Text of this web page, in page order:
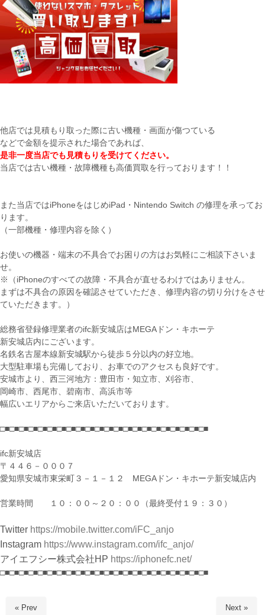
他店では見積もり取った際に古い機種・画面が傷つている
などで金額を提示された場合であれば、
是非一度当店でも見積もりを受けてください。
当店では古い機種・故障機種も高価買取を行っております！！
また当店ではiPhoneをはじめiPad・Nintendo Switch の修理を承ってお
ります。
（一部機種・修理内容を除く）
お使いの機器・端末の不具合でお困りの方はお気軽にご相談下さいま
せ。
※（iPhoneのすべての故障・不具合が直せるわけではありません。
まずは不具合の原因を確認させていただき、修理内容の切り分けをさせ
ていただきます。）
総務省登録修理業者のifc新安城店はMEGAドン・キホーテ
新安城店内にございます。
名鉄名古屋本線新安城駅から徒歩５分以内の好立地。
大型駐車場も完備しており、お車でのアクセスも良好です。
安城市より、西三河地方：豊田市・知立市、刈谷市、
岡崎市、西尾市、碧南市、高浜市等
幅広いエリアからご来店いただいております。
□■□■□■□■□■□■□■□■□■□■□■□■□■□■□■□■□■□■□■□■□■□■
ifc新安城店
〒４４６－０００７
愛知県安城市東栄町３－１－１２ MEGAドン・キホーテ新安城店内
営業時間 １０：００～２０：００（最終受付１９：３０）
Twitter https://mobile.twitter.com/iFC_anjo
Instagram https://www.instagram.com/ifc_anjo/
アイエフシー株式会社HP https://iphonefc.net/
□■□■□■□■□■□■□■□■□■□■□■□■□■□■□■□■□■□■□■□■□■□■
« Prev Next »